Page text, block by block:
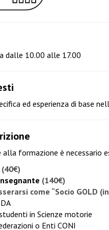
dalle 10.00 alle 17.00
ed esperienza di base
alla formazione è necessario
(40€)
(140€)
come “Socio GOLD
in Scienze motorie
o Enti CONI